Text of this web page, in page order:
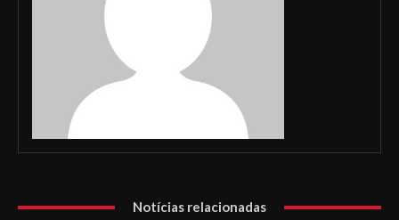
Notícias relacionadas